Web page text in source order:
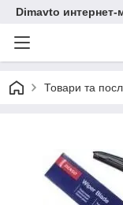
Dimavto интернет-
Товари та